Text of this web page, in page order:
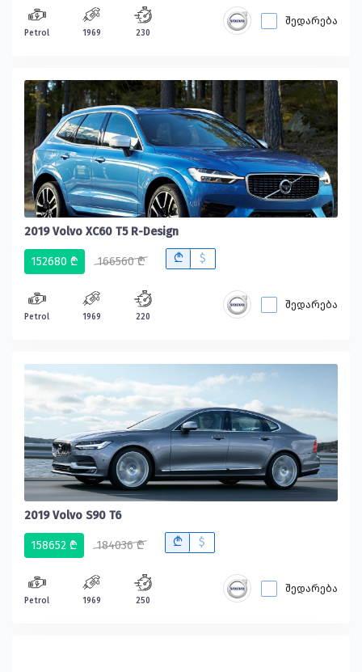
Petrol 1969 230
შედარება
2019 Volvo XC60 T5 R-Design
152680 ₾ 166560 ₾ B $
Petrol 1969 220
შედარება
2019 Volvo S90 T6
158652 ₾ 184036 ₾ B $
Petrol 1969 250
შედარება